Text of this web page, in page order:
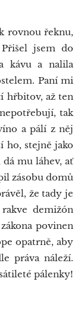
rovnou řeknu,
jsem do
kávu a nalila
Paní mi
hřbitov, až ten
tak
a pálí z něj
ho, stejně jako
mu láhev, ať
zásobu domů
že tady je
demižón
povinen
opatrně, aby
práva náleží.
pálenky!